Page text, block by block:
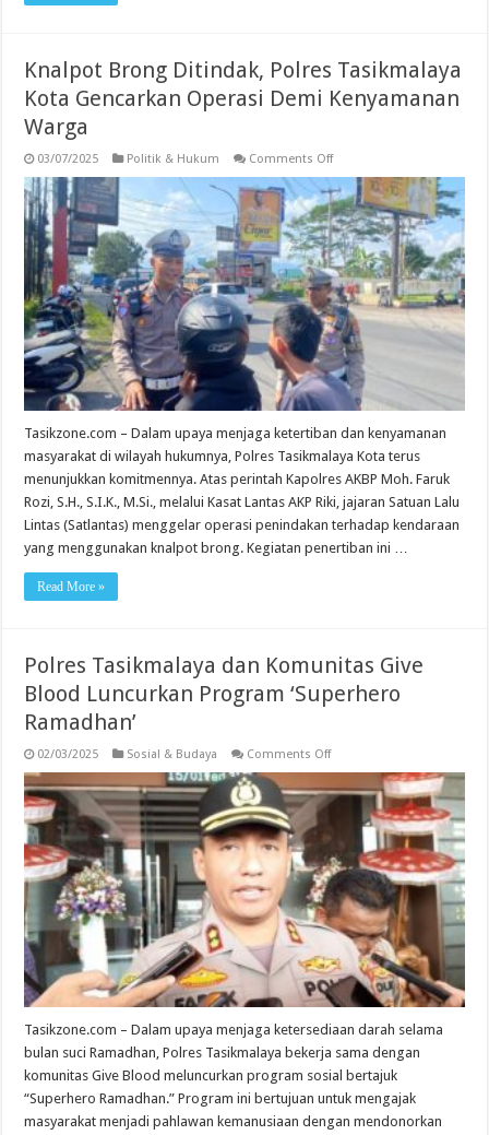
Knalpot Brong Ditindak, Polres Tasikmalaya
Kota Gencarkan Operasi Demi Kenyamanan
Warga
03/07/2025 Politik & Hukum Comments Offon
Brong
Ditindak,
Polres
Tasikmalaya
Kota
Gencarkan
Operasi
Demi
Kenyamanan
Warga
Tasikzone.com – Dalam upaya menjaga ketertiban dan kenyamanan
masyarakat di wilayah hukumnya, Polres Tasikmalaya Kota terus
menunjukkan komitmennya. Atas perintah Kapolres AKBP Moh. Faruk
Rozi, S.H., S.I.K., M.Si., melalui Kasat Lantas AKP Riki, jajaran Satuan Lalu
Lintas (Satlantas) menggelar operasi penindakan terhadap kendaraan
yang menggunakan knalpot brong. Kegiatan penertiban ini …
Read More »
Polres Tasikmalaya dan Komunitas Give
Blood Luncurkan Program ‘Superhero
Ramadhan’
02/03/2025 Sosial & Budaya Comments Offon
Tasikmalaya
dan
Komunitas
Blood
Luncurkan
Program
‘Superhero
Ramadhan’
Tasikzone.com – Dalam upaya menjaga ketersediaan darah selama
bulan suci Ramadhan, Polres Tasikmalaya bekerja sama dengan
komunitas Give Blood meluncurkan program sosial bertajuk
“Superhero Ramadhan.” Program ini bertujuan untuk mengajak
masyarakat menjadi pahlawan kemanusiaan dengan mendonorkan